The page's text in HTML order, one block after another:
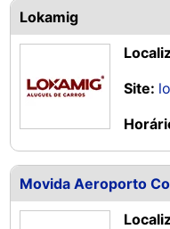
Lokamig
Site:
Movida Aeroporto